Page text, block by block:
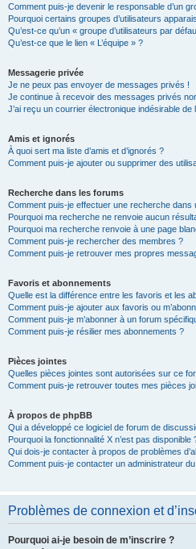
Comment puis-je devenir le responsable d’un
Pourquoi certains groupes d’utilisateurs
Qu’est-ce qu’un « groupe d’utilisateurs par
Qu’est-ce que le lien « L’équipe » ?
Messagerie privée
Je ne peux pas envoyer de messages privés !
Je continue à recevoir des messages privés
J’ai reçu un courrier électronique indésirable de
Amis et ignorés
À quoi sert ma liste d’amis et d’ignorés ?
Comment puis-je ajouter ou supprimer des
Recherche dans les forums
Comment puis-je effectuer une recherche dans
Pourquoi ma recherche ne renvoie aucun
Pourquoi ma recherche renvoie à une page
Comment puis-je rechercher des membres ?
Comment puis-je retrouver mes propres
Favoris et abonnements
Quelle est la différence entre les favoris et les
Comment puis-je ajouter aux favoris ou
Comment puis-je m’abonner à un forum
Comment puis-je résilier mes abonnements ?
Pièces jointes
Quelles pièces jointes sont autorisées sur ce
Comment puis-je retrouver toutes mes pièces
À propos de phpBB
Qui a développé ce logiciel de forum de
Pourquoi la fonctionnalité X n’est pas disponible
Qui dois-je contacter à propos de problèmes
Comment puis-je contacter un administrateur
Problèmes de connexion et
Pourquoi ai-je besoin de m’inscrire ?